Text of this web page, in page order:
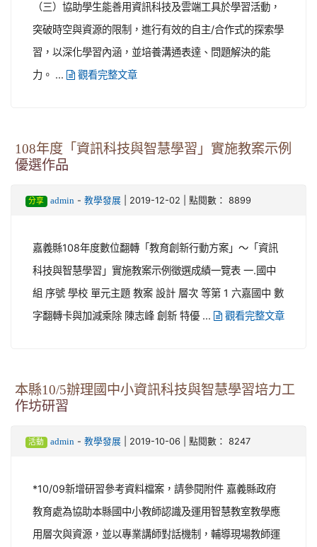
（三）協助學生能善用資訊科技及雲端工具於學習活動，
突破時空與資源的限制，進行有效的自主/合作式的探索學
習，以深化學習內涵，並培養溝通表達、問題解決的能
力。 ...
觀看完整文章
108年度「資訊科技與智慧學習」實施教案示例
優選作品
分享 admin- 教學發展| 2019-12-02 | 點閱數： 8899
嘉義縣108年度數位翻轉「教育創新行動方案」〜「資訊
科技與智慧學習」實施教案示例徵選成績一覽表 一.國中
組 序號 學校 單元主題 教案 設計 層次 等第 1 六嘉國中 數
字翻轉卡與加減乘除 陳志峰 創新 特優 ...
觀看完整文章
本縣10/5辦理國中小資訊科技與智慧學習培力工
作坊研習
活動 admin- 教學發展| 2019-10-06 | 點閱數： 8247
*10/09新增研習參考資料檔案，請參閱附件 嘉義縣政府
教育處為協助本縣國中小教師認識及運用智慧教室教學應
用層次與資源，並以專業講師對話機制，輔導現場教師運